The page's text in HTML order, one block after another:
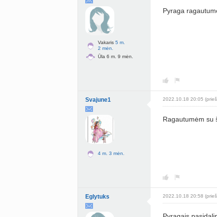
Vakaris 5 m.
2 mėn.
Ūla 6 m. 9 mėn.
Pyraga
Svajune1
4 m. 3 mėn.
2022.10.18 20:05
Ragautumėm su
Eglytuks 2022.10.18 20:58